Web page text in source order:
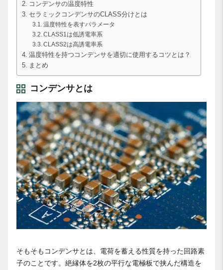
コンデンサの温度特性
セラミックコンデンサのCLASS分けとは
温度特性を表すパラメータ
CLASS1は低誘電率系
CLASS2は高誘電率系
温度特性を持つコンデンサを適切に使用するコツとは？
まとめ
コンデンサとは
そもそもコンデンサとは、電荷を蓄える性質を持った回路素
子のことです。絶縁体を2枚の平行な電極板で挟んだ構造を